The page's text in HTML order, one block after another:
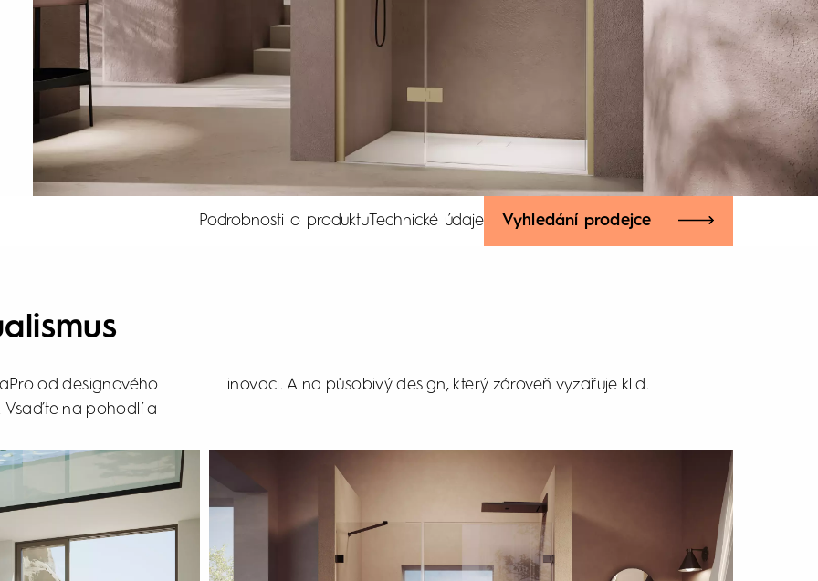
Podrobnosti o produktu Technické údaje Vyhledání prodejce
od designového
Vsaďte na pohodlí a
inovaci. A na působivý design, který zároveň vyzařuje klid.